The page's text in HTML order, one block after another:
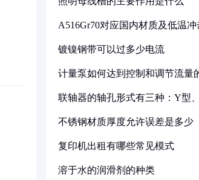
A516Gr70对应国内材质及低温冲
镀镍钢带可以过多少电流
计量泵如何达到控制和调节流量
联轴器的轴孔形式有三种：Y型
不锈钢材质厚度允许误差是多少
复印机出租有哪些常见模式
溶于水的润滑剂的种类